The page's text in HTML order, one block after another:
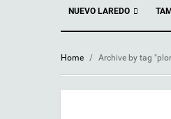
NUEVO LAREDO
Home / Archive by tag